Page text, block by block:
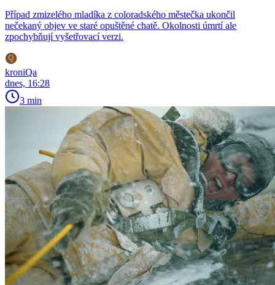
Případ zmizelého mladíka z coloradského městečka ukončil
nečekaný objev ve staré opuštěné chatě. Okolnosti úmrtí ale
zpochybňují vyšetřovací verzi.
kroniQa
dnes, 16:28
3 min